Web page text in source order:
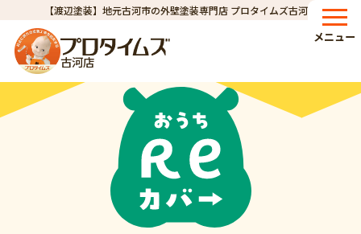
【渡辺塗装】地元古河市の外壁塗装専門店 プロタイムズ古河店
古河店
メニュー
HOME>おうちReカバーサービス紹介ページ